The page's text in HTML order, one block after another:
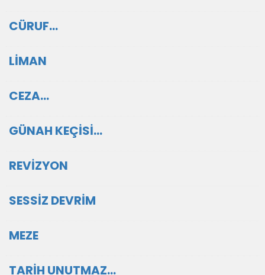
CÜRUF…
LİMAN
CEZA…
GÜNAH KEÇİSİ...
REVİZYON
SESSİZ DEVRİM
MEZE
TARİH UNUTMAZ…